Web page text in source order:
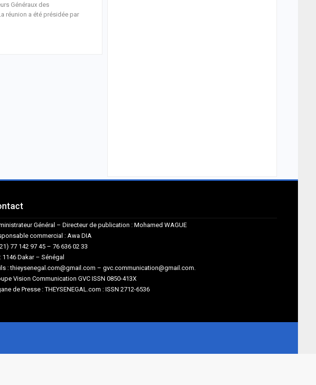
Généraux des
réunion a été présidée par
Général – Directeur de publication : Mohamed WAGUE
commercial : Awa DIA
77 142 97 45 – 76 636 02 33
1146 Dakar – Sénégal
: thieysenegal.com@gmail.com – gvc.communication@gmail.com.
Vision Communication GVC ISSN 0850-413X
de Presse : THEYSENEGAL.com : ISSN 2712-6536